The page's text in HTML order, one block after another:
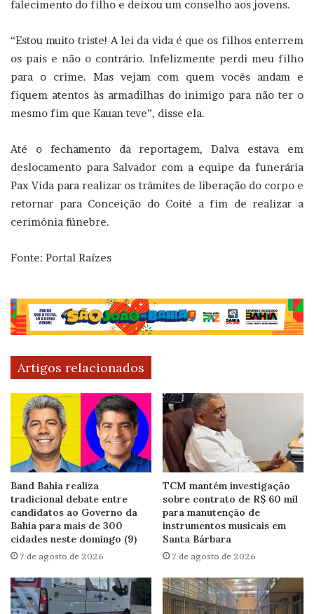
falecimento do filho e deixou um conselho aos jovens.
“Estou muito triste! A lei da vida é que os filhos enterrem
os pais e não o contrário. Infelizmente perdi meu filho
para o crime. Mas vejam com quem vocês andam e
fiquem atentos às armadilhas do inimigo para não ter o
mesmo fim que Kauan teve”, disse ela.
Até o fechamento da reportagem, Dalva estava em
deslocamento para Salvador com a equipe da funerária
Pax Vida para realizar os trâmites de liberação do corpo e
retornar para Conceição do Coité a fim de realizar a
cerimônia fúnebre.
Fonte: Portal Raízes
Artigos relacionados
Band Bahia realiza
tradicional debate entre
candidatos ao Governo da
Bahia para mais de 300
cidades neste domingo (9)
7 de agosto de 2026
TCM mantém investigação
sobre contrato de R$ 60 mil
para manutenção de
instrumentos musicais em
Santa Bárbara
7 de agosto de 2026